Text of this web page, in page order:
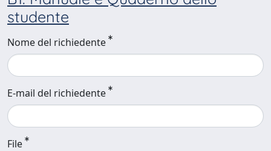
studente
Nome del richiedente
E-mail del richiedente
File